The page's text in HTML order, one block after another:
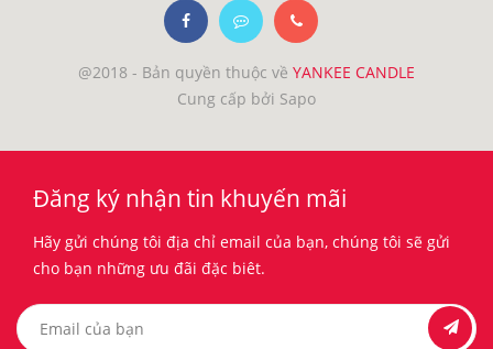
@2018 - Bản quyền thuộc về YANKEE CANDLE
Cung cấp bởi Sapo
Đăng ký nhận tin khuyến mãi
Hãy gửi chúng tôi địa chỉ email của bạn, chúng tôi sẽ gửi
cho bạn những ưu đãi đặc biêt.